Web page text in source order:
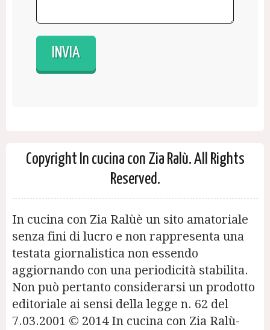
Copyright In cucina con Zia Ralù. All Rights
Reserved.
In cucina con Zia Ralùè un sito amatoriale
senza fini di lucro e non rappresenta una
testata giornalistica non essendo
aggiornando con una periodicità stabilita.
Non può pertanto considerarsi un prodotto
editoriale ai sensi della legge n. 62 del
7.03.2001 © 2014 In cucina con Zia Ralù-